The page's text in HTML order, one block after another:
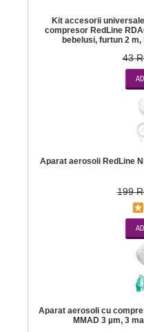
Kit accesorii
compresor RedLine
bebelusi, furtun 2
43
Aparat aerosoli RedLine
199
Aparat aerosoli cu
MMAD 3 µm, 3